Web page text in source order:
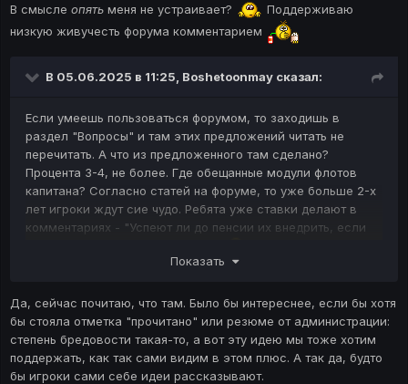
В смысле опять меня не устраивает?
Поддерживаю
низкую живучесть форума комментарием
В 05.06.2025 в 11:25, Boshetoonmay сказал:
Если умеешь пользоваться форумом, то заходишь в
раздел "Вопросы" и там этих предложений читать не
перечитать. А что из предложенного там сделано?
Процента 3-4, не более. Где обещанные модули флотов
капитана? Согласно статей на форуме, то уже больше 2-х
лет игроки ждут сие чудо. Ребята уже ставки делают в
комментариях - "Успеют ли до пенсии их внедрить, если
где топы становятся сильнее, а у новичков нет никаких
шансов.
Плюс - высокий порог входа (об этом нельзя говорить
всуе, но факт остаётся фактом):
Показать
Да, сейчас почитаю, что там. Было бы интереснее, если бы хотя
бы стояла отметка "прочитано" или резюме от администрации:
степень бредовости такая-то, а вот эту идею мы тоже хотим
поддержать, как так сами видим в этом плюс. А так да, будто
бы игроки сами себе идеи рассказывают.